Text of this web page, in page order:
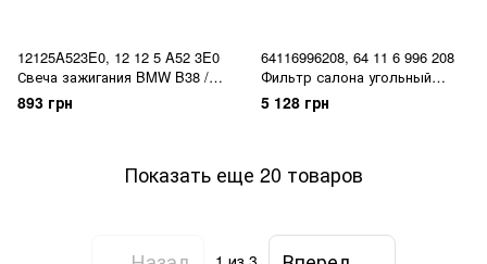
12125A523E0, 12 12 5 A52 3E0
Свеча зажигания BMW B38 /
B48 / B58 / 2 U06 / 3 G20/G21 /
4 G22/G23/G26 / 5
G05/G18 / X6 G06 / X7 G07 /
893 грн
64116996208, 64 11 6 996 208
Фильтр салона угольный
BMW 5 F90/G30/G31 / 6 G32 / 7
G11/G12 / 8 F91/F14/G15/G16 /
5 128 грн
Показать еще 20 товаров